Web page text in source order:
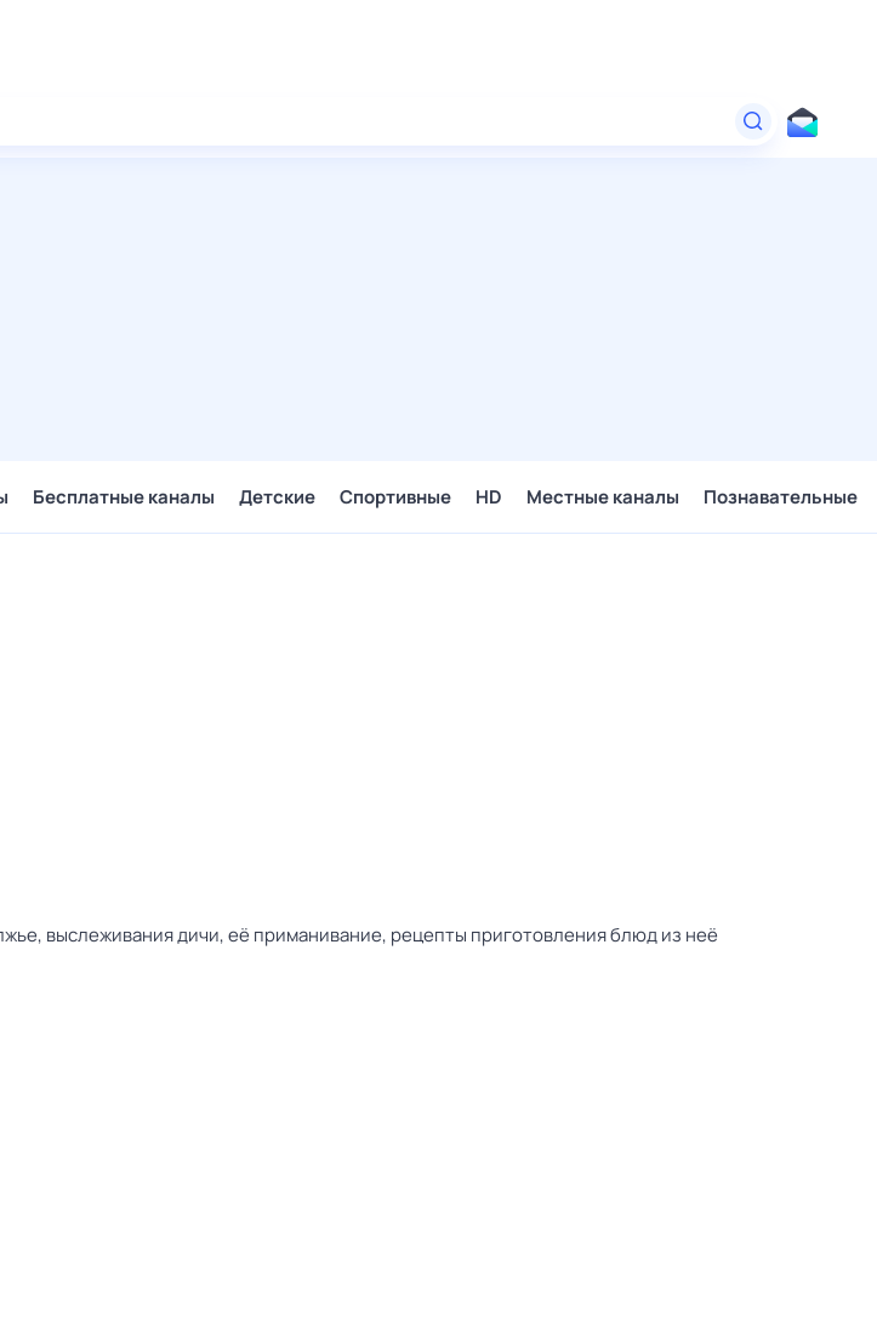
Бесплатные каналы Детские Спортивные HD Местные каналы Познавательные
выслеживания дичи, её приманивание, рецепты приготовления блюд из неё